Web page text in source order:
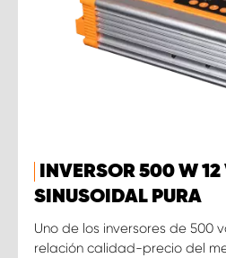
INVERSOR 500 W
SINUSOIDAL PURA
Uno de los inversores de 500
relación calidad-precio del